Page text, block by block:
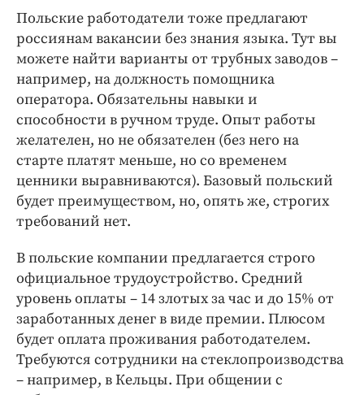
Польские работодатели тоже предлагают
россиянам вакансии без знания языка. Тут вы
можете найти варианты от трубных заводов –
например, на должность помощника
оператора. Обязательны навыки и
способности в ручном труде. Опыт работы
желателен, но не обязателен (без него на
старте платят меньше, но со временем
ценники выравниваются). Базовый польский
будет преимуществом, но, опять же, строгих
требований нет.
В польские компании предлагается строго
официальное трудоустройство. Средний
уровень оплаты – 14 злотых за час и до 15% от
заработанных денег в виде премии. Плюсом
будет оплата проживания работодателем.
Требуются сотрудники на стеклопроизводства
– например, в Кельцы. При общении с